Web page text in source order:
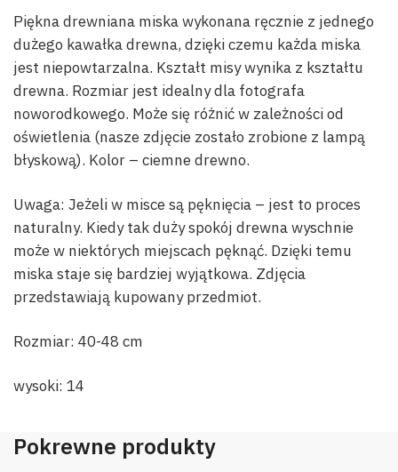
Piękna drewniana miska wykonana ręcznie z jednego
dużego kawałka drewna, dzięki czemu każda miska
jest niepowtarzalna. Kształt misy wynika z kształtu
drewna. Rozmiar jest idealny dla fotografa
noworodkowego. Może się różnić w zależności od
oświetlenia (nasze zdjęcie zostało zrobione z lampą
błyskową). Kolor – ciemne drewno.
Uwaga: Jeżeli w misce są pęknięcia – jest to proces
naturalny. Kiedy tak duży spokój drewna wyschnie
może w niektórych miejscach pęknąć. Dzięki temu
miska staje się bardziej wyjątkowa. Zdjęcia
przedstawiają kupowany przedmiot.
Rozmiar: 40-48 cm
wysoki: 14
Pokrewne produkty